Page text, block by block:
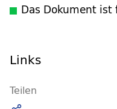
Das Dokument
Links
Teilen